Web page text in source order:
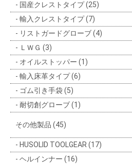
国産クレストタイプ (25)
輸入クレストタイプ (7)
リストガードグローブ (4)
ＬＷＧ (3)
オイルストッパー (1)
輸入床革タイプ (6)
ゴム引き手袋 (5)
耐切創グローブ (1)
その他製品 (45)
HUSOLID TOOLGEAR (17)
ヘルインナー (16)